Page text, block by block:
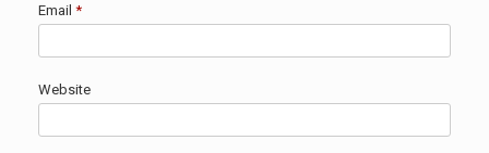
Email *
Website